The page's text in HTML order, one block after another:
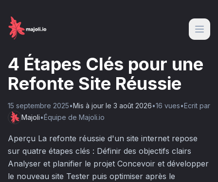
4 Étapes Clés pour une
Refonte Site Réussie
15 septembre 2025•Mis à jour le 3 août 2026•16 vues•Ecrit par
Majoli•Équipe de Majoli.io
Aperçu La refonte réussie d'un site internet repose
sur quatre étapes clés : Définir des objectifs clairs
Analyser et planifier le projet Concevoir et développer
le nouveau site Tester puis optimiser après le